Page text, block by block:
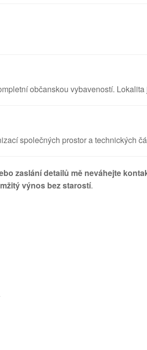
občanskou vybaveností.
společných prostor a technických
zaslání detailů mě neváhejte
výnos bez starostí.